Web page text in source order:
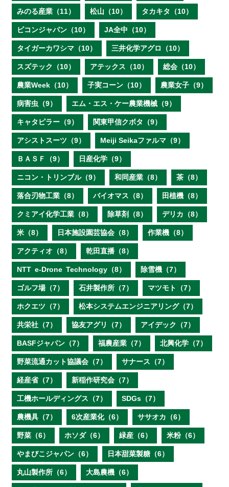
みのる産業（11） 松山（10） タカキタ（10）
ビコンジャパン（10） JA全中（10）
タイガーカワシマ（10） 三井化学アグロ（10）
スズテック（10） アテックス（10） 総会（10）
農業Week（10） 子実コーン（10） 農業女子（9）
病害虫（9） エム・エス・ケー農業機械（9）
キャタピラー（9） 関東甲信クボタ（9）
アシストスーツ（9） Meiji Seikaファルマ（9）
ＢＡＳＦ（9） 日産化学（9）
ニコン・トリンブル（9） 和同産業（8） 茶（8）
落合刃物工業（8） バイオマス（8） 田植機（8）
クミアイ化学工業（8） 除草剤（8） デリカ（8）
米（8） 日本施設園芸協会（8） 作業機（8）
アクティオ（8） 乾田直播（8）
NTT e‐Drone Technology（8） 除雪機（7）
ゴルフ場（7） 石井製作所（7） マツモト（7）
ホクエツ（7） 松本システムエンジニアリング（7）
共栄社（7） 協友アグリ（7） アイデック（7）
BASFジャパン（7） 福農産業（7） 北興化学（7）
野菜流通カット協議会（7） サナース（7）
経産省（7） 新稲作研究会（7）
工機ホールディングス（7） SDGs（7）
農機具（7） 6次産業化（6） ササオカ（6）
野菜（6） ホソダ（6） 緑産（6） 米粉（6）
やまびこジャパン（6） 日本甜菜製糖（6）
丸山製作所（6） 大島農機（6）